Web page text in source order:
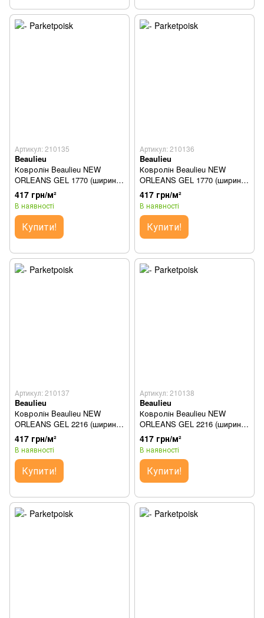
Артикул: 210135
Beaulieu
Ковролін Beaulieu NEW
ORLEANS GEL 1770 (ширина
3м)
417 грн/м²
В наявності
Купити!
Артикул: 210136
Beaulieu
Ковролін Beaulieu NEW
ORLEANS GEL 1770 (ширина
4м)
417 грн/м²
В наявності
Купити!
Артикул: 210137
Beaulieu
Ковролін Beaulieu NEW
ORLEANS GEL 2216 (ширина
1м)
417 грн/м²
В наявності
Купити!
Артикул: 210138
Beaulieu
Ковролін Beaulieu NEW
ORLEANS GEL 2216 (ширина
2м)
417 грн/м²
В наявності
Купити!